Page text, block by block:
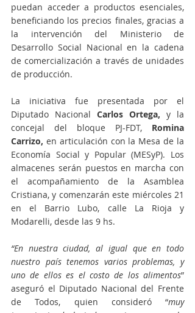
puedan acceder a productos esenciales,
beneficiando los precios finales, gracias a
la intervención del Ministerio de
Desarrollo Social Nacional en la cadena
de comercialización a través de unidades
de producción.
La iniciativa fue presentada por el
Diputado Nacional Carlos Ortega, y la
concejal del bloque PJ-FDT, Romina
Carrizo, en articulación con la Mesa de la
Economía Social y Popular (MESyP). Los
almacenes serán puestos en marcha con
el acompañamiento de la Asamblea
Cristiana, y comenzarán este miércoles 21
en el Barrio Lubo, calle La Rioja y
Modarelli, desde las 9 hs.
“En nuestra ciudad, al igual que en todo
nuestro país tenemos varios problemas, y
uno de ellos es el costo de los alimentos”
aseguró el Diputado Nacional del Frente
de Todos, quien consideró “muy